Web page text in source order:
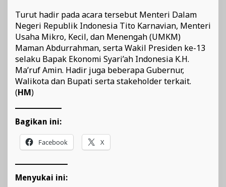
Turut hadir pada acara tersebut Menteri Dalam
Negeri Republik Indonesia Tito Karnavian, Menteri
Usaha Mikro, Kecil, dan Menengah (UMKM)
Maman Abdurrahman, serta Wakil Presiden ke-13
selaku Bapak Ekonomi Syari’ah Indonesia K.H.
Ma’ruf Amin. Hadir juga beberapa Gubernur,
Walikota dan Bupati serta stakeholder terkait.
(HM)
Bagikan ini:
Facebook X
Menyukai ini: